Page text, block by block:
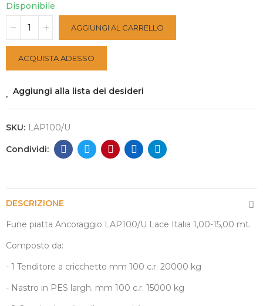
Disponibile
AGGIUNGI AL CARRELLO
ACQUISTA ADESSO
Aggiungi alla lista dei desideri
SKU: LAP100/U
DESCRIZIONE
Fune piatta Ancoraggio LAP100/U Lace Italia 1,00-15,00 mt.
Composto da:
- 1 Tenditore a cricchetto mm 100 c.r. 20000 kg
- Nastro in PES largh. mm 100 c.r. 15000 kg